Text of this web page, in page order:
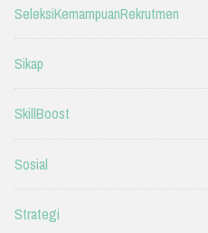
SeleksiKemampuanRekrutmen
Sikap
SkillBoost
Sosial
Strategi